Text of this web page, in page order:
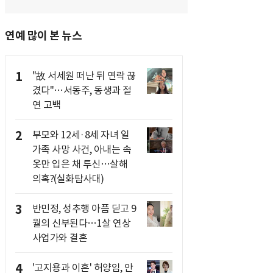
연예 많이 본 뉴스
1
"故 서세원 떠난 뒤 연락 끊
겼다"…서동주, 동생과 절
연 고백
2
부모와 12세·8세 자녀 일
가족 사망 사건, 아내는 속
옷만 입은 채 투신…살해
의혹?(실화탐사대)
3
반민정, 성추행 아픔 딛고 9
월의 신부된다…1살 연상
사업가와 결혼
4
'고지용과 이혼' 허양임, 안